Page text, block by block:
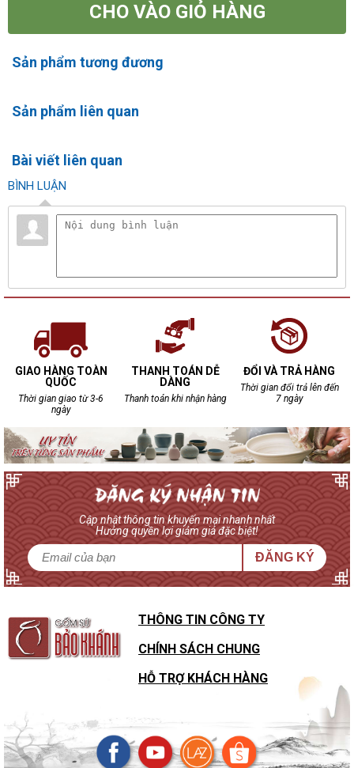
CHO VÀO GIỎ HÀNG
Sản phẩm tương đương
Sản phẩm liên quan
Bài viết liên quan
BÌNH LUẬN
GIAO HÀNG TOÀN
QUỐC
Thời gian giao từ 3-6
ngày
THANH TOÁN DỄ
DÀNG
Thanh toán khi nhận hàng
ĐỔI VÀ TRẢ HÀNG
Thời gian đổi trả lên đến
7 ngày
Cập nhật thông tin khuyến mại nhanh nhất
Hưởng quyền lợi giảm giá đặc biệt!
ĐĂNG KÝ
THÔNG TIN CÔNG TY
CHÍNH SÁCH CHUNG
HỖ TRỢ KHÁCH HÀNG